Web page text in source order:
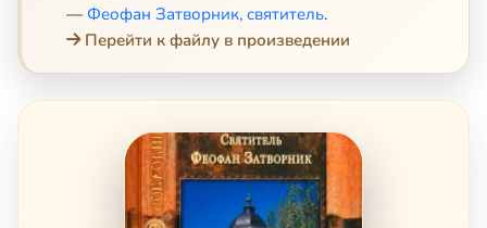
— Феофан Затворник, святитель.
Перейти к файлу в произведении